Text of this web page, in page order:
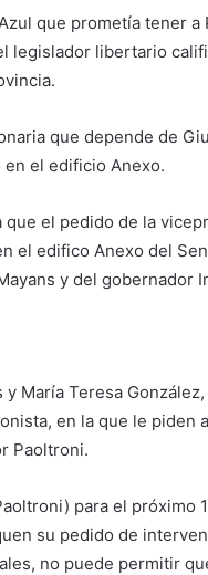
que prometía tener a
legislador libertario
que depende de
en el edificio Anexo.
el pedido de la
el edifico Anexo del
y del gobernador
María Teresa
en la que le piden
Paoltroni.
para el próximo
su pedido de
no puede permitir